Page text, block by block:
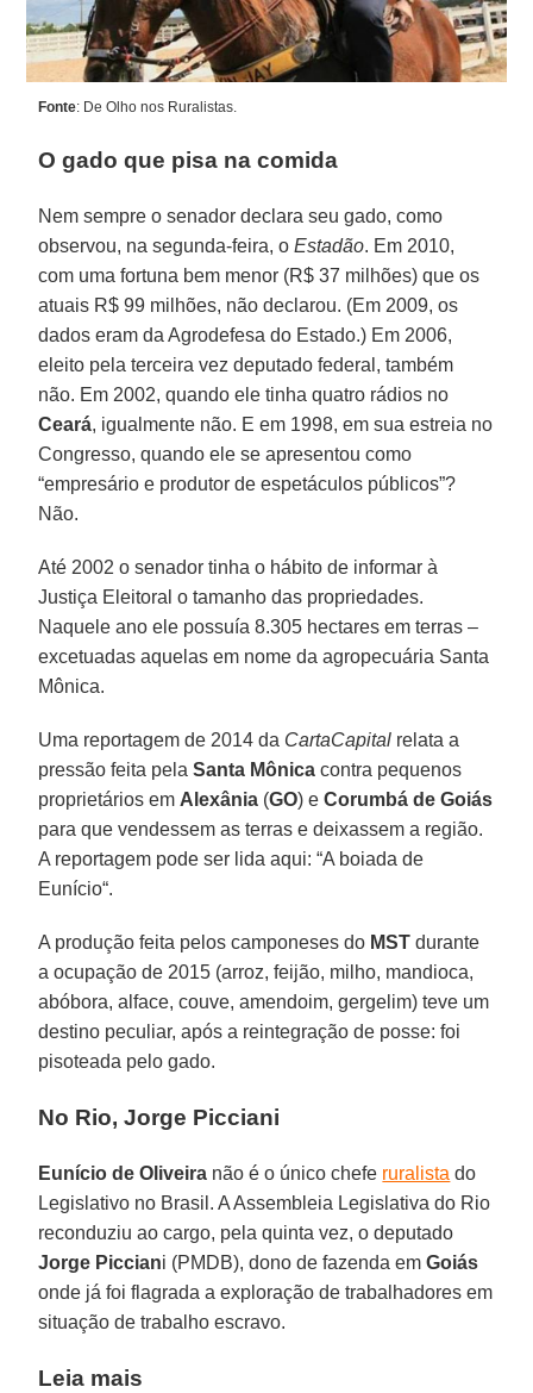
Fonte: De Olho nos Ruralistas.
O gado que pisa na comida
Nem sempre o senador declara seu gado, como
observou, na segunda-feira, oEstadão. Em 2010,
com uma fortuna bem menor (R$ 37 milhões) que os
atuais R$ 99 milhões, não declarou. (Em 2009, os
dados eram da Agrodefesa do Estado.) Em 2006,
eleito pela terceira vez deputado federal, também
não. Em 2002, quando ele tinha quatro rádios no
Ceará, igualmente não. E em 1998, em sua estreia no
Congresso, quando ele se apresentou como
“empresário e produtor de espetáculos públicos”?
Não.
Até 2002 o senador tinha o hábito de informar à
Justiça Eleitoral o tamanho das propriedades.
Naquele ano ele possuía 8.305 hectares em terras –
excetuadas aquelas em nome da agropecuária Santa
Mônica.
Uma reportagem de 2014 da CartaCapital relata a
pressão feita pelaSanta Mônica contra pequenos
proprietários em Alexânia (GO) eCorumbá de Goiás
para que vendessem as terras e deixassem a região.
A reportagem pode ser lida aqui: “A boiada de
Eunício“.
A produção feita pelos camponeses do MST durante
a ocupação de 2015 (arroz, feijão, milho, mandioca,
abóbora, alface, couve, amendoim, gergelim) teve um
destino peculiar, após a reintegração de posse: foi
pisoteada pelo gado.
No Rio, Jorge Picciani
Eunício de Oliveira não é o único chefe ruralista do
Legislativo no Brasil. A Assembleia Legislativa do Rio
reconduziu ao cargo, pela quinta vez, o deputado
Jorge Picciani (PMDB), dono de fazenda emGoiás
onde já foi flagrada a exploração de trabalhadores em
situação de trabalho escravo.
Leia mais